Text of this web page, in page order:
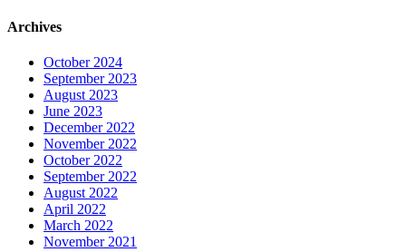
Archives
October 2024
September 2023
August 2023
June 2023
December 2022
November 2022
October 2022
September 2022
August 2022
April 2022
March 2022
November 2021